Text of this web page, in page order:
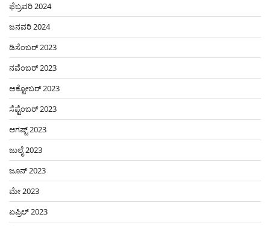
ಫೆಬ್ರವರಿ 2024
ಜನವರಿ 2024
ಡಿಸೆಂಬರ್ 2023
ನವೆಂಬರ್ 2023
ಅಕ್ಟೋಬರ್ 2023
ಸೆಪ್ಟೆಂಬರ್ 2023
ಆಗಷ್ಟ್ 2023
ಜುಲೈ 2023
ಜೂನ್ 2023
ಮೇ 2023
ಏಪ್ರಿಲ್ 2023